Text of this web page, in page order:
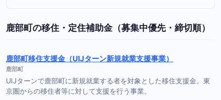
鹿部町の移住・定住補助金（募集中優先・締切順）
鹿部町移住支援金（UIJターン新規就業支援事業）
鹿部町
UIJターンで鹿部町に新規就業する者を対象とした移住支援金。東
京圏からの移住者等に対して支援を行う事業。